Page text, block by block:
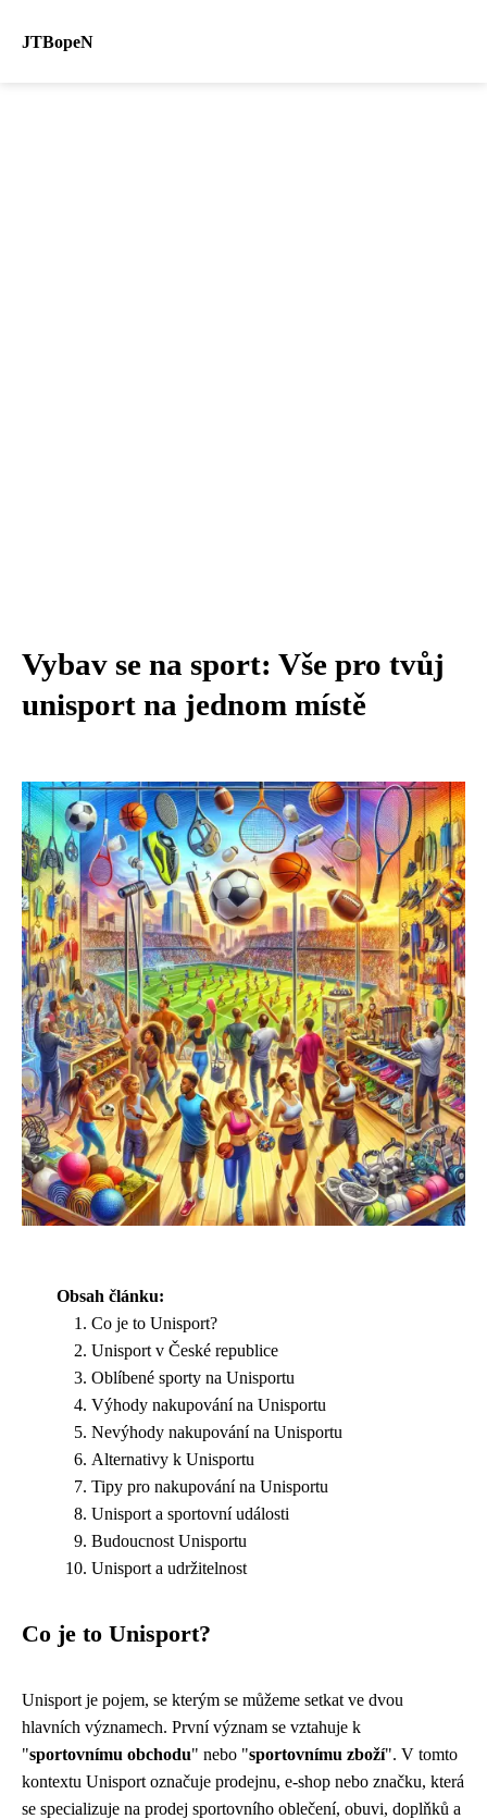
JTBopeN
Vybav se na sport: Vše pro tvůj
unisport na jednom místě
Obsah článku:
Co je to Unisport?
Unisport v České republice
Oblíbené sporty na Unisportu
Výhody nakupování na Unisportu
Nevýhody nakupování na Unisportu
Alternativy k Unisportu
Tipy pro nakupování na Unisportu
Unisport a sportovní události
Budoucnost Unisportu
Unisport a udržitelnost
Co je to Unisport?
Unisport je pojem, se kterým se můžeme setkat ve dvou
hlavních významech. První význam se vztahuje k
"sportovnímu obchodu" nebo "sportovnímu zboží". V tomto
kontextu Unisport označuje prodejnu, e-shop nebo značku, která
se specializuje na prodej sportovního oblečení, obuvi, doplňků a